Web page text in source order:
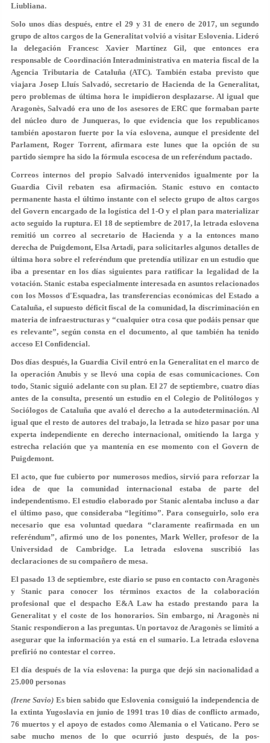
Liubliana.
Solo unos días después, entre el 29 y 31 de enero de 2017, un segundo
grupo de altos cargos de la Generalitat volvió a visitar Eslovenia. Lideró
la delegación Francesc Xavier Martínez Gil, que entonces era
responsable de Coordinación Interadministrativa en materia fiscal de la
Agencia Tributaria de Cataluña (ATC). También estaba previsto que
viajara Josep Lluís Salvadó, secretario de Hacienda de la Generalitat,
pero problemas de última hora le impidieron desplazarse. Al igual que
Aragonès, Salvadó era uno de los asesores de ERC que formaban parte
del núcleo duro de Junqueras, lo que evidencia que los republicanos
también apostaron fuerte por la vía eslovena, aunque el presidente del
Parlament, Roger Torrent, afirmara este lunes que la opción de su
partido siempre ha sido la fórmula escocesa de un referéndum pactado.
Correos internos del propio Salvadó intervenidos igualmente por la
Guardia Civil rebaten esa afirmación. Stanic estuvo en contacto
permanente hasta el último instante con el selecto grupo de altos cargos
del Govern encargado de la logística del 1-O y el plan para materializar
acto seguido la ruptura. El 18 de septiembre de 2017, la letrada eslovena
remitió un correo al secretario de Hacienda y a la entonces mano
derecha de Puigdemont, Elsa Artadi, para solicitarles algunos detalles de
última hora sobre el referéndum que pretendía utilizar en un estudio que
iba a presentar en los días siguientes para ratificar la legalidad de la
votación. Stanic estaba especialmente interesada en asuntos relacionados
con los Mossos d'Esquadra, las transferencias económicas del Estado a
Cataluña, el supuesto déficit fiscal de la comunidad, la discriminación en
materia de infraestructuras y “cualquier otra cosa que podáis pensar que
es relevante”, según consta en el documento, al que también ha tenido
acceso El Confidencial.
Dos días después, la Guardia Civil entró en la Generalitat en el marco de
la operación Anubis y se llevó una copia de esas comunicaciones. Con
todo, Stanic siguió adelante con su plan. El 27 de septiembre, cuatro días
antes de la consulta, presentó un estudio en el Colegio de Politólogos y
Sociólogos de Cataluña que avaló el derecho a la autodeterminación. Al
igual que el resto de autores del trabajo, la letrada se hizo pasar por una
experta independiente en derecho internacional, omitiendo la larga y
estrecha relación que ya mantenía en ese momento con el Govern de
Puigdemont.
El acto, que fue cubierto por numerosos medios, sirvió para reforzar la
idea de que la comunidad internacional estaba de parte del
independentismo. El estudio elaborado por Stanic alentaba incluso a dar
el último paso, que consideraba “legítimo”. Para conseguirlo, solo era
necesario que esa voluntad quedara “claramente reafirmada en un
referéndum”, afirmó uno de los ponentes, Mark Weller, profesor de la
Universidad de Cambridge. La letrada eslovena suscribió las
declaraciones de su compañero de mesa.
El pasado 13 de septiembre, este diario se puso en contacto con Aragonès
y Stanic para conocer los términos exactos de la colaboración
profesional que el despacho E&A Law ha estado prestando para la
Generalitat y el coste de los honorarios. Sin embargo, ni Aragonès ni
Stanic respondieron a las preguntas. Un portavoz de Aragonès se limitó a
asegurar que la información ya está en el sumario. La letrada eslovena
prefirió no contestar el correo.
El día después de la vía eslovena: la purga que dejó sin nacionalidad a
25.000 personas
(Irene Savio) Es bien sabido que Eslovenia consiguió la independencia de
la extinta Yugoslavia en junio de 1991 tras 10 días de conflicto armado,
76 muertos y el apoyo de estados como Alemania o el Vaticano. Pero se
sabe mucho menos de lo que ocurrió justo después, de la pos-